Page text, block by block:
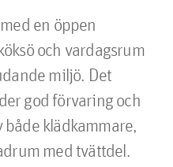
en öppen
och vardagsrum
miljö. Det
god förvaring och
klädkammare,
med tvättdel.